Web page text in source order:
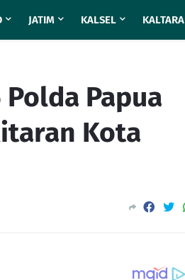
JATIM KALSEL KALTARA
Papua
Kota